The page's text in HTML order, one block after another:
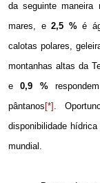
da seguinte
mares, e2,5 %é
calotas polares,
montanhas altas da
e0,9 %
pântanos [*] .
disponibilidade
mundial.